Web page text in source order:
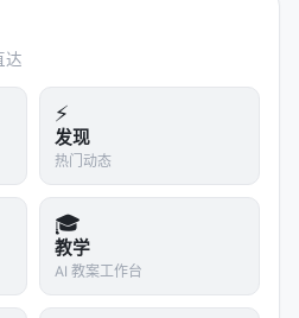
己的结论。结果如何？性能
逻辑，反而越确信自己是对
的是同一套有问题的逻
有改变根本的问题：检查者
框架。就像一个用错误地图
遍地图，他不会发现自己的
越有把握。或者像一个戴着
自己看到的颜色，他不会意
达
⚡
发现
热门动态
🎓
教学
AI 教案工作台